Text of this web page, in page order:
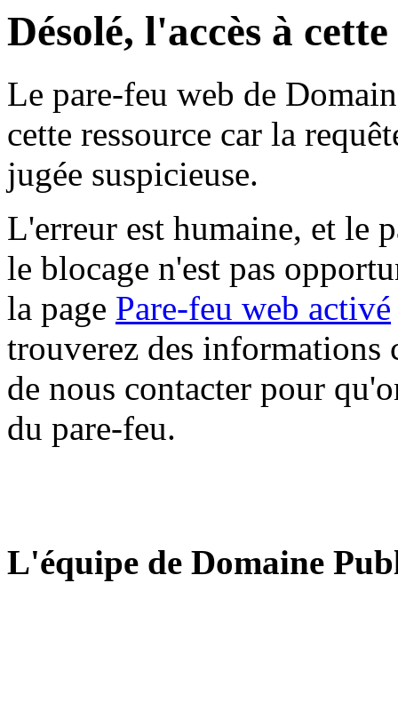
Désolé, l'accès à
Le pare-feu web de
cette ressource car la
jugée suspicieuse.
L'erreur est humaine, et le
le blocage n'est pas
la page Pare-feu web activé
trouverez des informations
de nous contacter pour
du pare-feu.
L'équipe de Domaine